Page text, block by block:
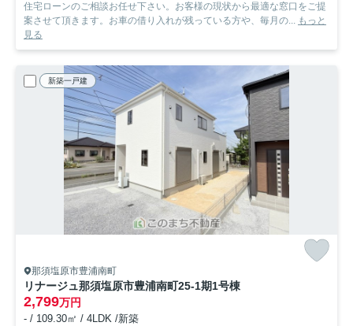
住宅ローンのご相談お任せ下さい。お客様の現状から最適な窓口をご提
案させて頂きます。お車の借り入れが残っている方や、毎月の... もっと
見る
新築一戸建
那須塩原市豊浦南町
リナージュ那須塩原市豊浦南町25-1期1号棟
2,799万円
- / 109.30㎡ / 4LDK /新築